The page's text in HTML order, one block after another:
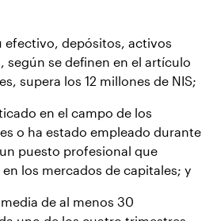
efectivo, depósitos, activos
según se definen en el artículo
supera los 12 millones de NIS;
en el campo de los
o ha estado empleado durante
puesto profesional que
los mercados de capitales; y
de al menos 30